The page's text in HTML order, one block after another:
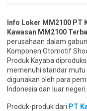
Info Loker MM2100 PT
Kawasan MM2100
perusahaan dalam
Komponen Otomotif
Produk Kayaba
memenuhi standar mutu
digunakan oleh para
Indonesia dan luar negeri.
Produk-produk dari PT